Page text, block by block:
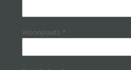
Woonplaats *